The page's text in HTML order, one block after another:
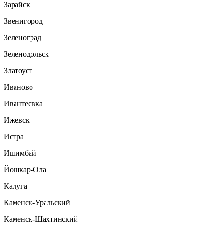
Зарайск
Звенигород
Зеленоград
Зеленодольск
Златоуст
Иваново
Ивантеевка
Ижевск
Истра
Ишимбай
Йошкар-Ола
Калуга
Каменск-Уральский
Каменск-Шахтинский